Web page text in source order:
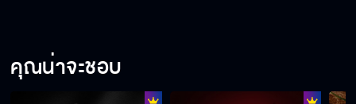
คุณน่าจะชอบ